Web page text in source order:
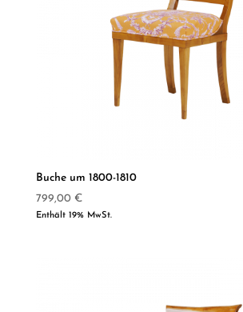
Buche um 1800-1810
799,00 €
Enthält 19% MwSt.